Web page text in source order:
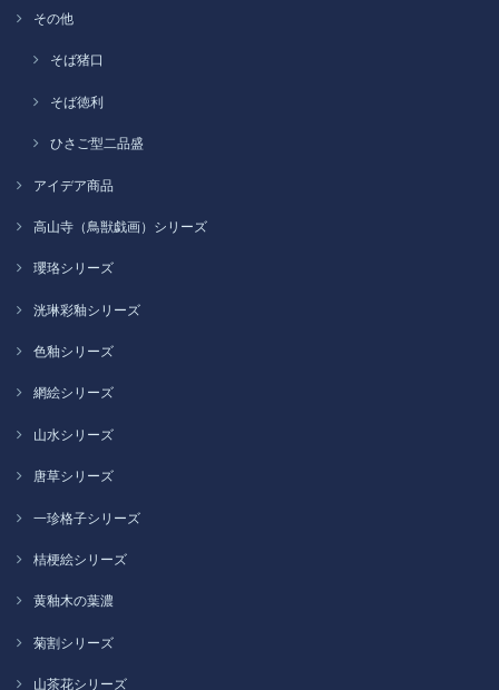
その他
そば猪口
そば徳利
ひさご型二品盛
アイデア商品
高山寺（鳥獣戯画）シリーズ
瓔珞シリーズ
洸琳彩釉シリーズ
色釉シリーズ
網絵シリーズ
山水シリーズ
唐草シリーズ
一珍格子シリーズ
桔梗絵シリーズ
黄釉木の葉濃
菊割シリーズ
山茶花シリーズ